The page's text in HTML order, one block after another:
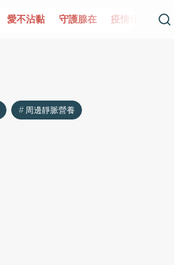
愛不沾黏 守護腺在 疫情保衛戰
周邊靜脈營養